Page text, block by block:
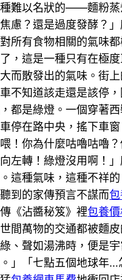
難以名狀的——麵粉蒸
慮？還是過度發酵？
所有食物相關的氣味
，這是一種只有在極
而散發出的氣味。街
不知道該走還是該停
都是綠燈。一個穿著
停在路中央，搖下車
！你為什麼咕嚕咕嚕
左轉！綠燈沒用啊！
這種氣味，這種不祥的
到的家傳預言不謀而
《沾醬秘笈》裡包養
間萬物的交通都被麵
、聲如湯沸時，便是
」「七點五個地球年…